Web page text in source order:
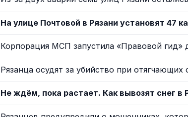
На улице Почтовой в Рязани установят 47
Корпорация МСП запустила «Правовой гид»
Рязанца осудят за убийство при отягчающих
Не ждём, пока растает. Как вывозят снег в